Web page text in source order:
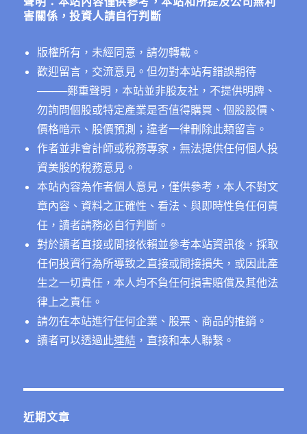
害關係，投資人請自行判斷
版權所有，未經同意，請勿轉載。
歡迎留言，交流意見。但勿對本站有錯誤期待
────鄭重聲明，本站並非股友社，不提供明牌、
勿詢問個股或特定產業是否值得購買、個股股價、
價格暗示、股價預測；違者一律刪除此類留言。
作者並非會計師或稅務專家，無法提供任何個人投
資美股的稅務意見。
本站內容為作者個人意見，僅供參考，本人不對文
章內容、資料之正確性、看法、與即時性負任何責
任，讀者請務必自行判斷。
對於讀者直接或間接依賴並參考本站資訊後，採取
任何投資行為所導致之直接或間接損失，或因此產
生之一切責任，本人均不負任何損害賠償及其他法
律上之責任。
請勿在本站進行任何企業、股票、商品的推銷。
讀者可以透過此連結 ，直接和本人聯繫。
近期文章